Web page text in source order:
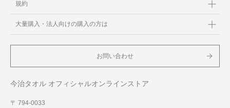
規約
大量購入・法人向けの購入の方は
お問い合わせ
今治タオル オフィシャルオンラインストア
〒 794-0033